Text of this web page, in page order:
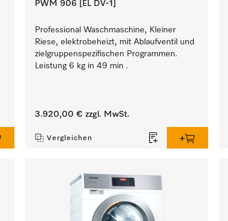
PWM 906 [EL DV-1]
Professional Waschmaschine, Kleiner
Riese, elektrobeheizt, mit Ablaufventil und
zielgruppenspezifischen Programmen.
Leistung 6 kg in 49 min .
3.920,00 € zzgl. MwSt.
Vergleichen